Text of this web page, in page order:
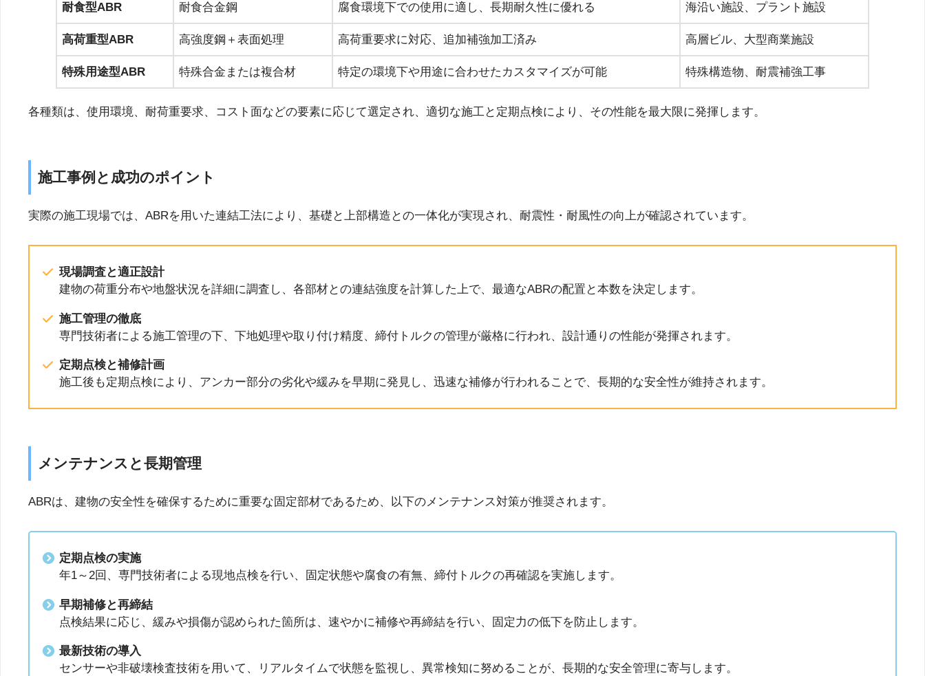
耐食型ABR 耐食合金鋼 腐食環境下での使用に適し、長期耐久性に優れる 海沿い施設、プラント施設
高荷重型ABR 高強度鋼＋表面処理 高荷重要求に対応、追加補強加工済み 高層ビル、大型商業施設
特殊用途型ABR 特殊合金または複合材 特定の環境下や用途に合わせたカスタマイズが可能 特殊構造物、耐震補強工事
各種類は、使用環境、耐荷重要求、コスト面などの要素に応じて選定され、適切な施工と定期点検により、その性能を最大限に発揮します。
施工事例と成功のポイント
実際の施工現場では、ABRを用いた連結工法により、基礎と上部構造との一体化が実現され、耐震性・耐風性の向上が確認されています。
現場調査と適正設計
建物の荷重分布や地盤状況を詳細に調査し、各部材との連結強度を計算した上で、最適なABRの配置と本数を決定します。
施工管理の徹底
専門技術者による施工管理の下、下地処理や取り付け精度、締付トルクの管理が厳格に行われ、設計通りの性能が発揮されます。
定期点検と補修計画
施工後も定期点検により、アンカー部分の劣化や緩みを早期に発見し、迅速な補修が行われることで、長期的な安全性が維持されます。
メンテナンスと長期管理
ABRは、建物の安全性を確保するために重要な固定部材であるため、以下のメンテナンス対策が推奨されます。
定期点検の実施
年1～2回、専門技術者による現地点検を行い、固定状態や腐食の有無、締付トルクの再確認を実施します。
早期補修と再締結
点検結果に応じ、緩みや損傷が認められた箇所は、速やかに補修や再締結を行い、固定力の低下を防止します。
最新技術の導入
センサーや非破壊検査技術を用いて、リアルタイムで状態を監視し、異常検知に努めることが、長期的な安全管理に寄与します。